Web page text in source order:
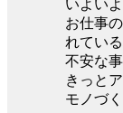
いよい
お仕事
れてい
不安な
きっと
モノづ